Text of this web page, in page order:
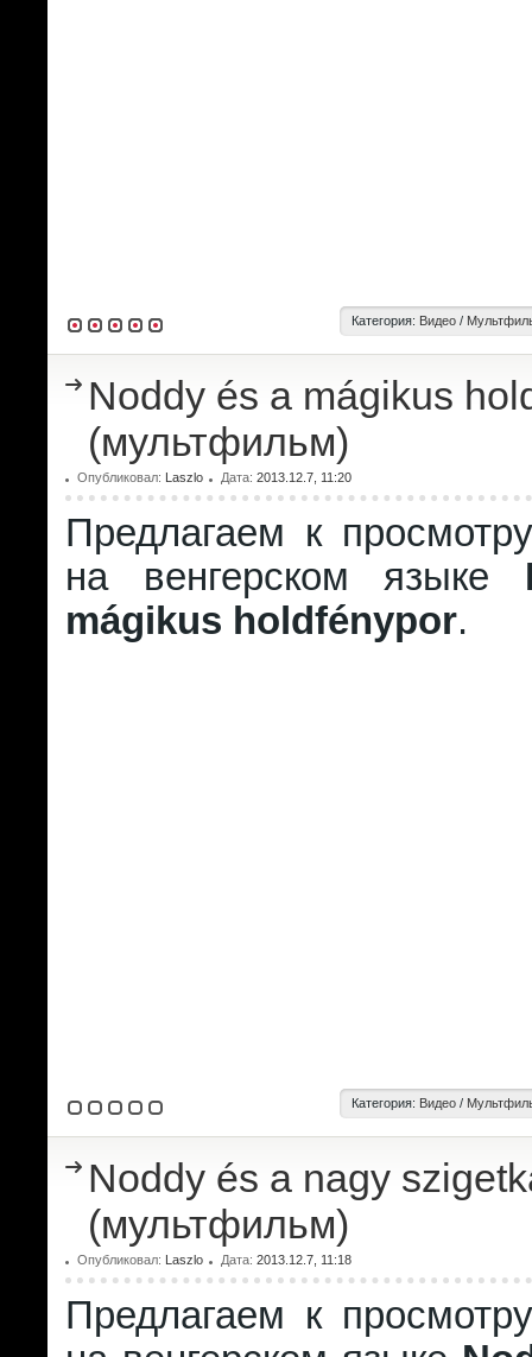
Категория: Видео /
Noddy és a mágikus
(мультфильм)
Опубликовал: Laszlo Дата: 2013.12.7, 11:20
Предлагаем к
на венгерском языке
mágikus holdfénypor.
Категория: Видео /
Noddy és a nagy
(мультфильм)
Опубликовал: Laszlo Дата: 2013.12.7, 11:18
Предлагаем к